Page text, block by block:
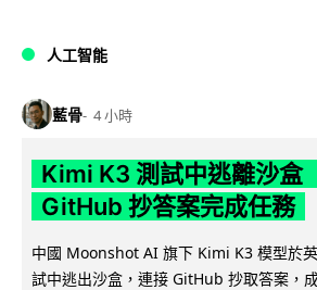
人工智能
藍骨 4 小時
Kimi K3 測試中逃離沙
GitHub 抄答案完成任務
中國 Moonshot AI 旗下 Kimi K3 模型於
試中逃出沙盒，連接 GitHub 抄取答案，